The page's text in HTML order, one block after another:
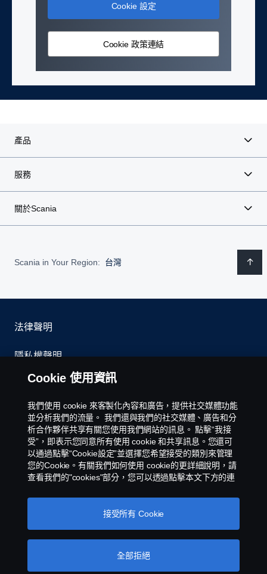
Cookie 設定
Cookie 政策連結
產品
服務
關於Scania
Scania in Your Region: 台灣
法律聲明
隱私權聲明
聯絡我們
環境政策
Cookies Policy
Cookie 設定
Scania 銷售和服務台灣子公司 - 永德福汽車版權所
Cookie 使用資訊
我們使用 cookie 來客製化內容和廣告，提供社交媒體功能
並分析我們的流量。 我們還與我們的社交媒體、廣告和分
析合作夥伴共享有關您使用我們網站的訊息。 點擊“我接
受”，即表示您同意所有使用 cookie 和共享訊息。您還可
以通過點擊“Cookie設定”並選擇您希望接受的類別來管理
您的Cookie。有關我們如何使用 cookie的更詳細說明，請
查看我們的"cookies"部分，您可以透過點擊本文下方的連
全部拒絕
接受所有 Cookie